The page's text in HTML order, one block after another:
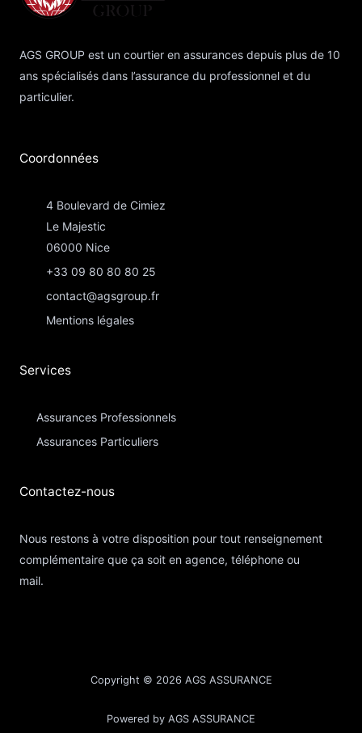
AGS GROUP est un courtier en assurances depuis plus de 10
ans spécialisés dans l’assurance du professionnel et du
particulier.
Coordonnées​
4 Boulevard de Cimiez
Le Majestic
06000 Nice
+33 09 80 80 80 25
contact@agsgroup.fr
Mentions légales
Services
Assurances Professionnels
Assurances Particuliers​
Contactez-nous​
Nous restons à votre disposition pour tout renseignement
complémentaire que ça soit en agence, téléphone ou
mail.
Copyright © 2026 AGS ASSURANCE
Powered by AGS ASSURANCE